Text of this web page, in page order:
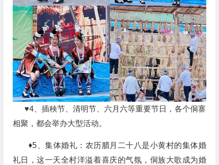
♥4、插秧节、清明节、六月六等重要节日，各个侗寨
相聚，都会举办大型活动。
♦5、集体婚礼：农历腊月二十八是小黄村的集体婚
礼日，这一天全村洋溢着喜庆的气氛，侗族大歌成为婚